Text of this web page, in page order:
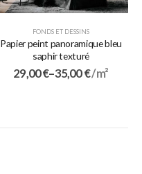
FONDS ET DESSINS
Papier peint panoramique bleu
saphir texturé
29,00€–35,00€/ m²